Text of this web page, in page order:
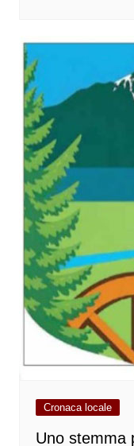
Cronaca locale
Uno stemma